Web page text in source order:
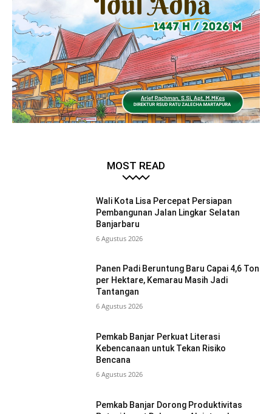
MOST READ
Wali Kota Lisa Percepat Persiapan
Pembangunan Jalan Lingkar Selatan
Banjarbaru
6 Agustus 2026
Panen Padi Beruntung Baru Capai 4,6 Ton
per Hektare, Kemarau Masih Jadi
Tantangan
6 Agustus 2026
Pemkab Banjar Perkuat Literasi
Kebencanaan untuk Tekan Risiko
Bencana
6 Agustus 2026
Pemkab Banjar Dorong Produktivitas